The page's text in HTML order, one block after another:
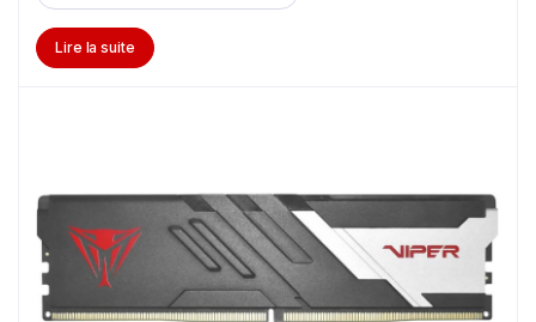
Lire la suite